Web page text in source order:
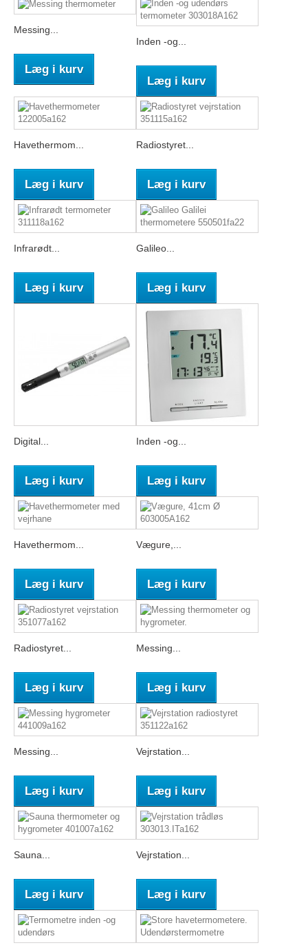
Messing...
Læg i kurv
Inden -og...
Læg i kurv
Havethermom...
Læg i kurv
Radiostyret...
Læg i kurv
Infrarødt...
Læg i kurv
Galileo...
Læg i kurv
Digital...
Læg i kurv
Inden -og...
Læg i kurv
Havethermom...
Læg i kurv
Vægure,...
Læg i kurv
Radiostyret...
Læg i kurv
Messing...
Læg i kurv
Messing...
Læg i kurv
Vejrstation...
Læg i kurv
Sauna...
Læg i kurv
Vejrstation...
Læg i kurv